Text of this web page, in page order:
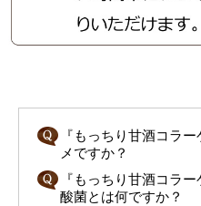
『もっちり甘酒コラ
メですか？
『もっちり甘酒コラ
酸菌とは何ですか？